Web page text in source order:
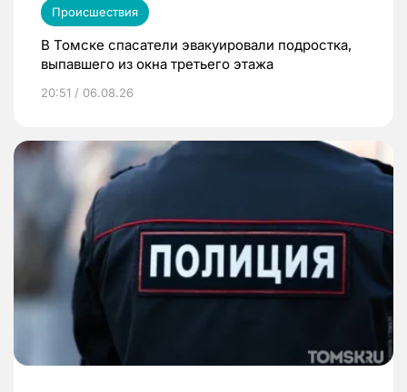
Происшествия
В Томске спасатели эвакуировали подростка,
выпавшего из окна третьего этажа
20:51 / 06.08.26